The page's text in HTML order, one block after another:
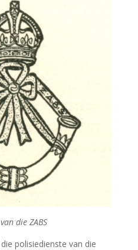
die ZABS
polisiedienste van die